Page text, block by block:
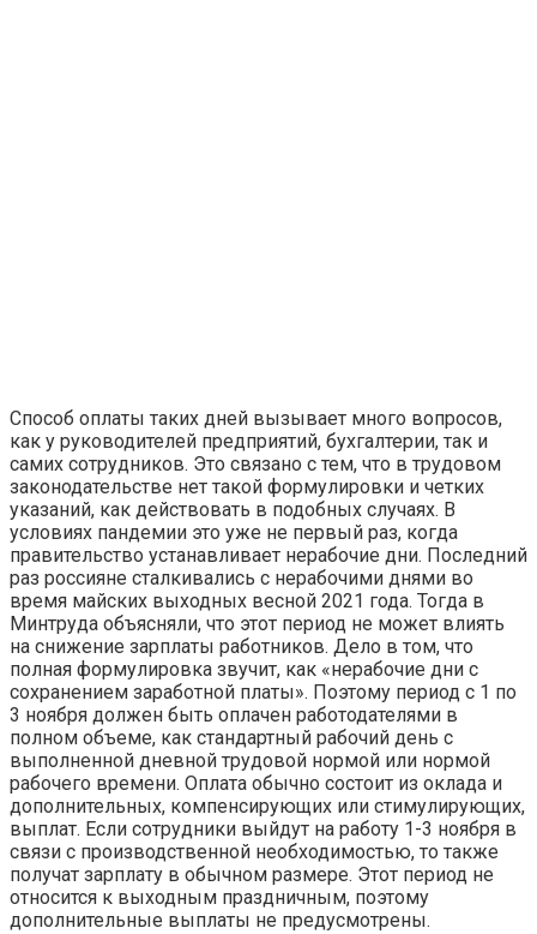
Способ оплаты таких дней вызывает много вопросов,
как у руководителей предприятий, бухгалтерии, так и
самих сотрудников. Это связано с тем, что в трудовом
законодательстве нет такой формулировки и четких
указаний, как действовать в подобных случаях. В
условиях пандемии это уже не первый раз, когда
правительство устанавливает нерабочие дни. Последний
раз россияне сталкивались с нерабочими днями во
время майских выходных весной 2021 года. Тогда в
Минтруда объясняли, что этот период не может влиять
на снижение зарплаты работников. Дело в том, что
полная формулировка звучит, как «нерабочие дни с
сохранением заработной платы». Поэтому период с 1 по
3 ноября должен быть оплачен работодателями в
полном объеме, как стандартный рабочий день с
выполненной дневной трудовой нормой или нормой
рабочего времени. Оплата обычно состоит из оклада и
дополнительных, компенсирующих или стимулирующих,
выплат. Если сотрудники выйдут на работу 1-3 ноября в
связи с производственной необходимостью, то также
получат зарплату в обычном размере. Этот период не
относится к выходным праздничным, поэтому
дополнительные выплаты не предусмотрены.